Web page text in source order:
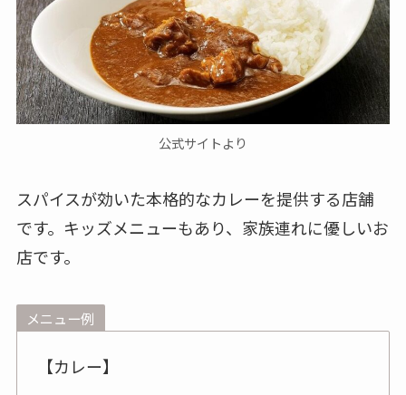
公式サイトより
スパイスが効いた本格的なカレーを提供する店舗
です。キッズメニューもあり、家族連れに優しいお
店です。
メニュー例
【カレー】